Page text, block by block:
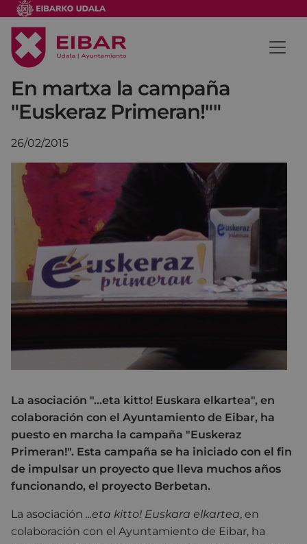
En martxa la campaña
"Euskeraz Primeran!""
26/02/2015
La asociación "...eta kitto! Euskara elkartea", en
colaboración con el Ayuntamiento de Eibar, ha
puesto en marcha la campaña "Euskeraz
Primeran!". Esta campaña se ha iniciado con el fin
de impulsar un proyecto que lleva muchos años
funcionando, el proyecto Berbetan.
La asociación ...eta kitto! Euskara elkartea, en
colaboración con el Ayuntamiento de Eibar, ha